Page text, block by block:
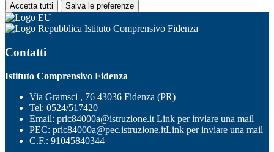
Accetta tutti Salva le preferenze
Istituto Comprensivo Fidenza
Contatti
Istituto Comprensivo Fidenza
Via Gramsci , 76 43036 Fidenza (PR)
Tel: 0524/517420
Email: pric84000a@istruzione.it Link per inviare una mail
PEC: pric84000a@pec.istruzione.itLink per inviare una mail
C.F.: 91045840344